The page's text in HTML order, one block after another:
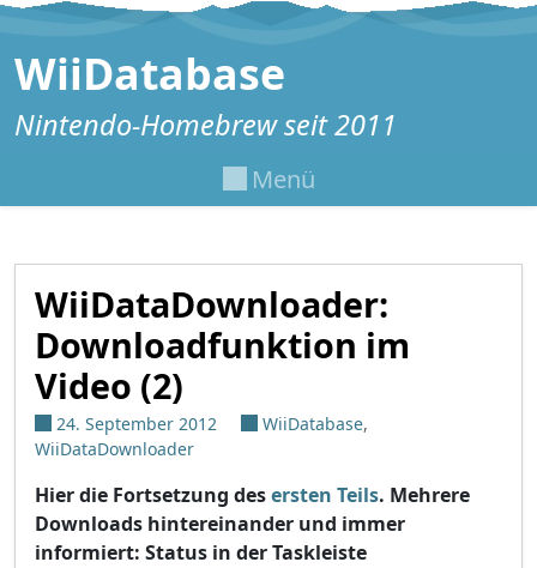
Zum Inhalt springen
WiiDatabase
Nintendo-Homebrew seit 2011
Menü
WiiDataDownloader:
Downloadfunktion im
Video (2)
24. September 2012 WiiDatabase,
WiiDataDownloader
Hier die Fortsetzung desersten Teils. Mehrere
Downloads hintereinander und immer
informiert: Status in der Taskleiste